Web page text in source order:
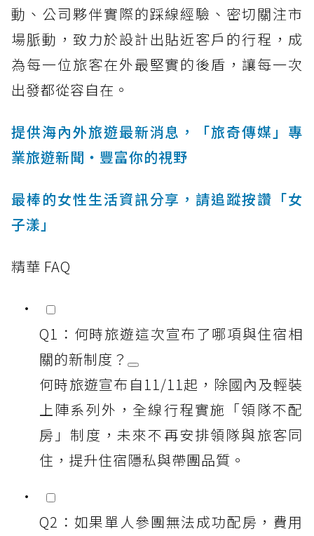
動、公司夥伴實際的踩線經驗、密切關注市
場脈動，致力於設計出貼近客戶的行程，成
為每一位旅客在外最堅實的後盾，讓每一次
出發都從容自在。
提供海內外旅遊最新消息，「旅奇傳媒」專
業旅遊新聞‧豐富你的視野
最棒的女性生活資訊分享，請追蹤按讚「女
子漾」
精華 FAQ
Q1：何時旅遊這次宣布了哪項與住宿相
關的新制度？
何時旅遊宣布自11/11起，除國內及輕裝
上陣系列外，全線行程實施「領隊不配
房」制度，未來不再安排領隊與旅客同
住，提升住宿隱私與帶團品質。
Q2：如果單人參團無法成功配房，費用